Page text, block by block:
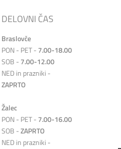
DELOVNI ČAS
Braslovče
PON - PET - 7.00-18.00
SOB - 7.00-12.00
NED in prazniki -
ZAPRTO
Žalec
PON - PET - 7.00-16.00
SOB -ZAPRTO
NED in prazniki -